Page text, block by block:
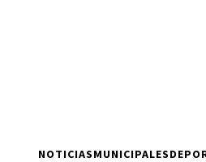
NOTICIASMUNICIPALES